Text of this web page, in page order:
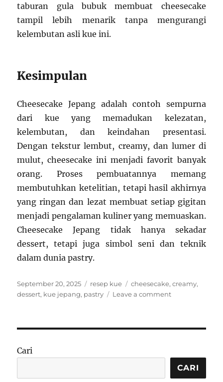
taburan gula bubuk membuat cheesecake
tampil lebih menarik tanpa mengurangi
kelembutan asli kue ini.
Kesimpulan
Cheesecake Jepang adalah contoh sempurna
dari kue yang memadukan kelezatan,
kelembutan, dan keindahan presentasi.
Dengan tekstur lembut, creamy, dan lumer di
mulut, cheesecake ini menjadi favorit banyak
orang. Proses pembuatannya memang
membutuhkan ketelitian, tetapi hasil akhirnya
yang ringan dan lezat membuat setiap gigitan
menjadi pengalaman kuliner yang memuaskan.
Cheesecake Jepang tidak hanya sekadar
dessert, tetapi juga simbol seni dan teknik
dalam dunia pastry.
Posted
on
September 20, 2025 Categories
resep kue Tags
cheesecake,creamy,
dessert, kue jepang, pastry Leave a commenton
dan
Lumer
di
Cari
CARI